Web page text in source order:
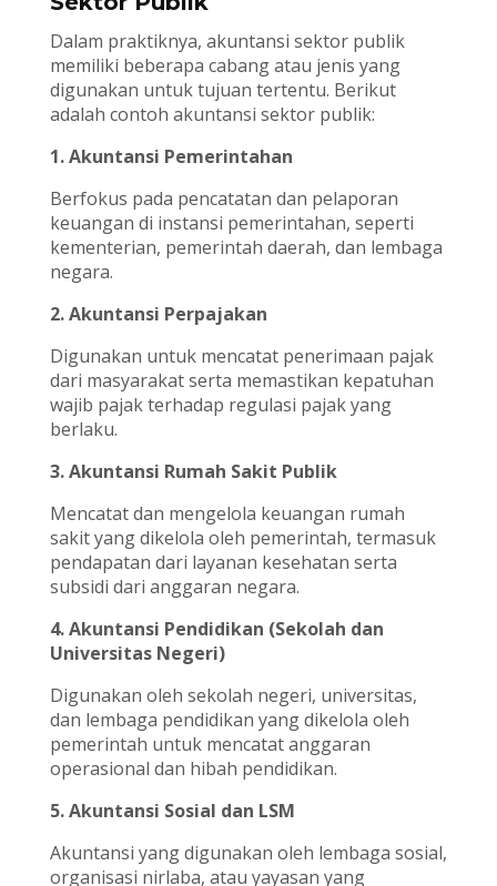
Dalam praktiknya, akuntansi sektor publik
memiliki beberapa cabang atau jenis yang
digunakan untuk tujuan tertentu. Berikut
adalah contoh akuntansi sektor publik:
1. Akuntansi Pemerintahan
Berfokus pada pencatatan dan pelaporan
keuangan di instansi pemerintahan, seperti
kementerian, pemerintah daerah, dan lembaga
negara.
2. Akuntansi Perpajakan
Digunakan untuk mencatat penerimaan pajak
dari masyarakat serta memastikan kepatuhan
wajib pajak terhadap regulasi pajak yang
berlaku.
3. Akuntansi Rumah Sakit Publik
Mencatat dan mengelola keuangan rumah
sakit yang dikelola oleh pemerintah, termasuk
pendapatan dari layanan kesehatan serta
subsidi dari anggaran negara.
4. Akuntansi Pendidikan (Sekolah dan
Universitas Negeri)
Digunakan oleh sekolah negeri, universitas,
dan lembaga pendidikan yang dikelola oleh
pemerintah untuk mencatat anggaran
operasional dan hibah pendidikan.
5. Akuntansi Sosial dan LSM
Akuntansi yang digunakan oleh lembaga sosial,
organisasi nirlaba, atau yayasan yang